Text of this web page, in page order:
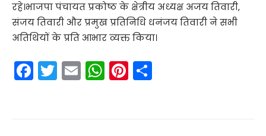
रहे।भाजपा पंचायत प्रकोष्ठ के क्षेत्रीय अध्यक्ष अजय तिवारी,
संजय तिवारी और प्रमुख प्रतिनिधि धनंजय तिवारी ने सभी
अतिथियों के प्रति आभार व्यक्त किया।
F T E W Pi